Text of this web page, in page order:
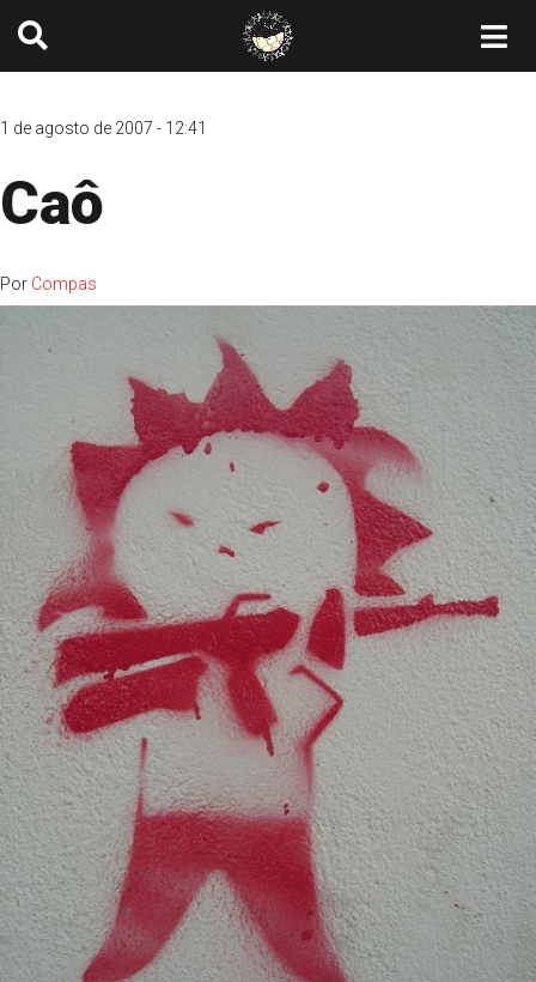
1 de agosto de 2007 - 12:41
Caô
Por Compas